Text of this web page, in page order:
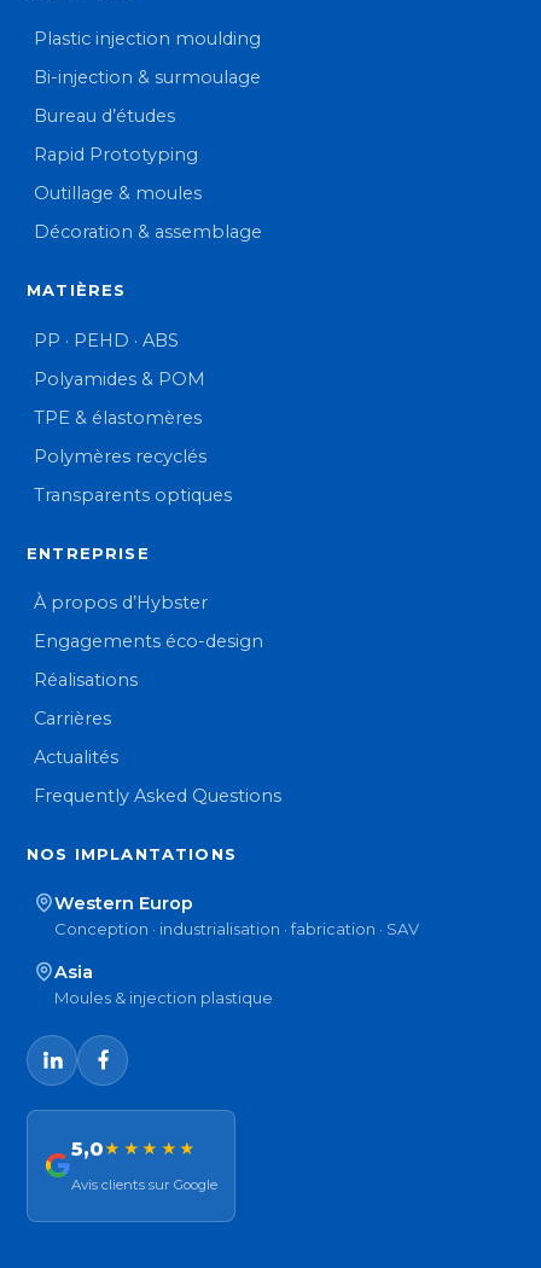
Plastic injection moulding
Bi-injection & surmoulage
Bureau d’études
Rapid Prototyping
Outillage & moules
Décoration & assemblage
MATIÈRES
PP · PEHD · ABS
Polyamides & POM
TPE & élastomères
Polymères recyclés
Transparents optiques
ENTREPRISE
À propos d’Hybster
Engagements éco-design
Réalisations
Carrières
Actualités
Frequently Asked Questions
NOS IMPLANTATIONS
Western Europ
Conception · industrialisation · fabrication · SAV
Asia
Moules & injection plastique
5,0★★★★★
Avis clients sur Google